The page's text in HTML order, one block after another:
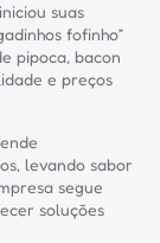
suas
fofinho”
pipoca, bacon
e preços
levando sabor
segue
soluções